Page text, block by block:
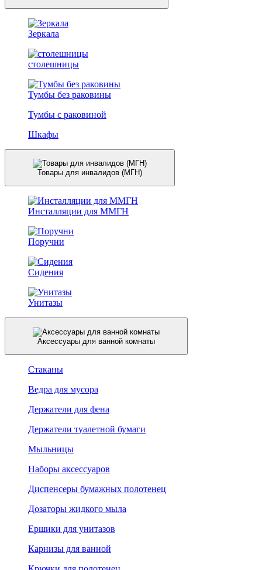
Зеркала
столешницы
Тумбы без раковины
Тумбы с раковиной
Шкафы
Товары для инвалидов (МГН)
Инсталляции для ММГН
Поручни
Сидения
Унитазы
Аксессуары для ванной комнаты
Стаканы
Ведра для мусора
Держатели для фена
Держатели туалетной бумаги
Мыльницы
Наборы аксессуаров
Диспенсеры бумажных полотенец
Дозаторы жидкого мыла
Ершики для унитазов
Карнизы для ванной